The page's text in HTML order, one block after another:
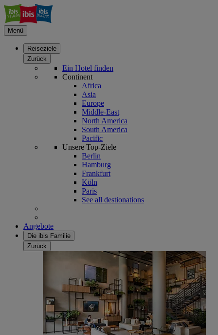
Menü
Reiseziele
Zurück
Ein Hotel finden
Continent
Africa
Asia
Europe
Middle-East
North America
South America
Pacific
Unsere Top-Ziele
Berlin
Hamburg
Frankfurt
Köln
Paris
See all destionations
Angebote
Die ibis Familie
Zurück